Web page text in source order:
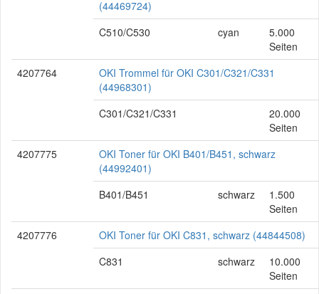
(44469724)
C510/C530
cyan
5.000
Seiten
4207764
OKI Trommel für OKI C301/C321/C331
(44968301)
C301/C321/C331
20.000
Seiten
4207775
OKI Toner für OKI B401/B451, schwarz
(44992401)
B401/B451
schwarz
1.500
Seiten
4207776
OKI Toner für OKI C831, schwarz (44844508)
C831
schwarz
10.000
Seiten